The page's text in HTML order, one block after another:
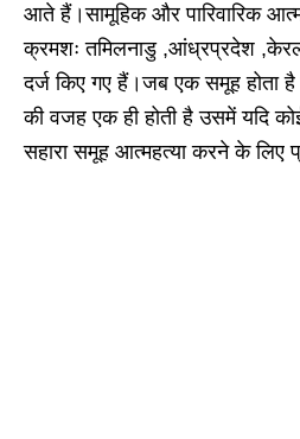
आते हैं।सामूहिक और पारिवारिक
क्रमशः तमिलनाडु ,आंध्रप्रदेश
दर्ज किए गए हैं।जब एक समूह होता
की वजह एक ही होती है उसमें यदि
सहारा समूह आत्महत्या करने के लिए